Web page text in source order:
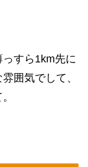
すら1km先に
囲気でして、